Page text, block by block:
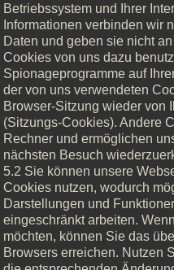
Betriebssystem und Ihrer
Informationen verbinden wir
Daten und geben sie nicht
Cookies von uns dazu
Spionageprogramme auf
der von uns verwendeten
Browser-Sitzung wieder von
(Sitzungs-Cookies). Andere
Rechner und ermöglichen
nächsten Besuch
5.2 Sie können unsere
Cookies nutzen, wodurch
Darstellungen und
eingeschränkt arbeiten.
möchten, können Sie das
Browsers erreichen. Nutzen